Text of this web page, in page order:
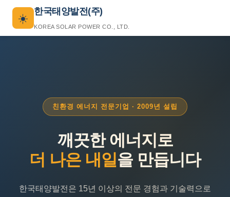
☀️
한국태양발전(주)
KOREA SOLAR POWER CO., LTD.
친환경 에너지 전문기업 · 2009년 설립
깨끗한 에너지로
더 나은 내일 을 만듭니다
한국태양발전은 15년 이상의 전문 경험과 기술력으로